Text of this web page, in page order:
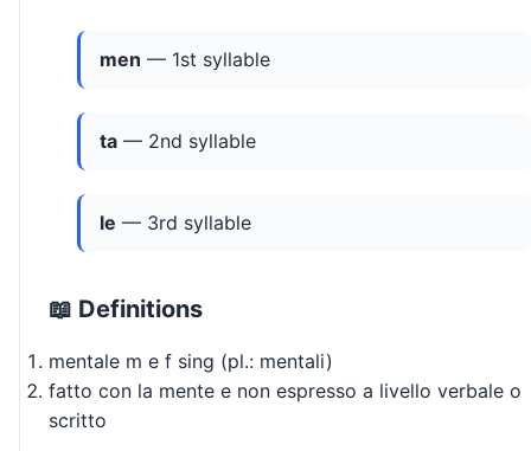
men — 1st syllable
ta — 2nd syllable
le — 3rd syllable
📖 Definitions
mentale m e f sing (pl.: mentali)
fatto con la mente e non espresso a livello verbale o
scritto